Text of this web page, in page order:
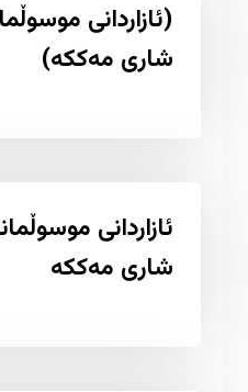
(ئازاردانی
شاری مەککە)
ئازاردانی
شاری مەککە